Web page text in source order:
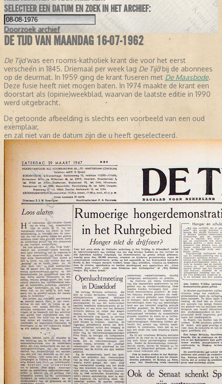
SELECTEER EEN DATUM EN ZOEK IN HET ARCHIEF:
Doorzoek archief
DE TIJD VAN MAANDAG 16-07-1962
De Tijdwas een rooms-katholiek krant die voor het eerst
verscheen in 1845. Driemaal per week lag De Tijdbij de abonnees
op de deurmat. In 1959 ging de krant fuseren met De Maasbode.
Deze fusie heeft niet mogen baten. In 1974 maakte de krant een
doorstart als (opinie)weekblad, waarvan de laatste editie in 1990
werd uitgebracht.
De getoonde afbeelding is slechts een voorbeeld van een oud
exemplaar,
en zal niet van de datum zijn die u heeft geselecteerd.